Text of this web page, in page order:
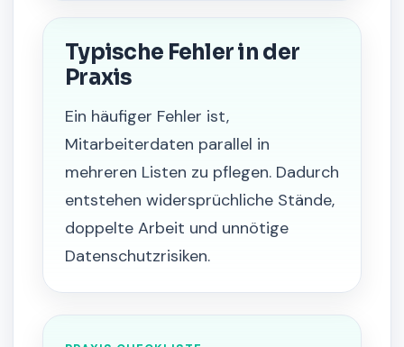
Typische Fehler in der
Praxis
Ein häufiger Fehler ist,
Mitarbeiterdaten parallel in
mehreren Listen zu pflegen. Dadurch
entstehen widersprüchliche Stände,
doppelte Arbeit und unnötige
Datenschutzrisiken.